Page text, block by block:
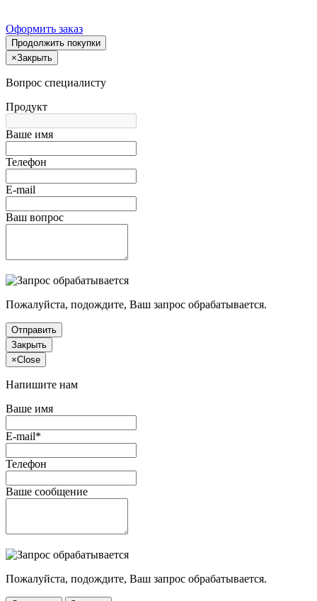
Оформить заказ
Продолжить покупки
×Закрыть
Вопрос специалисту
Продукт
Ваше имя
Телефон
E-mail
Ваш вопрос
Пожалуйста, подождите, Ваш запрос обрабатывается.
Отправить
Закрыть
×Close
Напишите нам
Ваше имя
E-mail*
Телефон
Ваше сообщение
Пожалуйста, подождите, Ваш запрос обрабатывается.